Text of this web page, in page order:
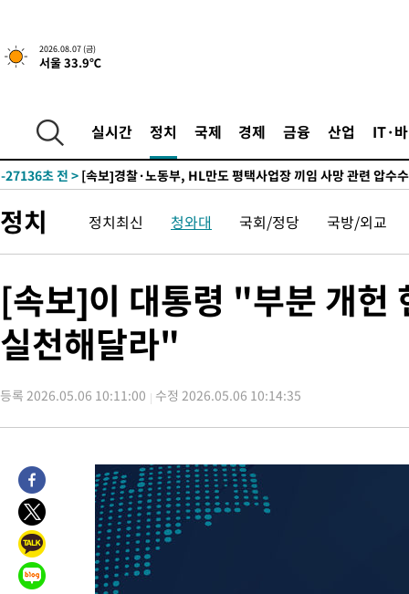
2026.08.07 (금)
서울 33.9℃
실시간 정치 국제 경제 금융 산업 IT·
-12515초 전 >[속보] 뉴욕증시, 일제 하락 마감…나스닥 0.06%↓
-29429초 전 >
[속보]'300억원대 사기 혐의' 차가원 대표 구속 송치
-28623초 전 >
-27136초 전 > [속보]경찰·노동부, HL만도 평택사업장 끼임 사망 관련 압수
압수수색
-26772초 전 >
[속보]원·달러 환율, 오전 9시 1423.8원
-26568초 전 >[속보]삼성전자·SK하이닉스 동반 강보합…1%대 상승 출발
-26522초 전 >
[속보]코스피, 6300선 재탈환…1.09% 오른 6365.07 개장
-23687초 전 >시리아 다마스쿠스 교외에서 미니버스 폭발.. 14명 부상, 3명
태-22985초 전 >입추에도 극한더위…서울 낮 39도 '폭염중대경보'
례 큰 폭발음
-16664초 전 >[속보]美, 폴리실리콘 수입 규제…파생제품 15% 관세, 120일
발효
-14815초 전 >[속보]트럼프, 美 원정출산 금지 행정명령 서명
-30179초 전 >
민주 콩고 에볼라환자 4천명 돌파, 4053명 발생 1850명 사망
-29429초 전 >
[속보]'300억원대 사기 혐의' 차가원 대표 구속 송치
-28623초 전 >
"미 전국적 살모네라 식중독 원인은 멕시코산 할라피뇨"--
-27136초 전 >
[속보]경찰·노동부, HL만도 평택사업장 끼임 사망 관련 압수
-27017초 전 >
[속보]합수본, '투표율 허위 입력' 중앙·서울·경기도 선관위
정치 정치최신 청와대 국회/정당 국방/외교
[속보]이 대통령 "부분 개
실천해달라"
등록 2026.05.06 10:11:00 수정 2026.05.06 10:14:35